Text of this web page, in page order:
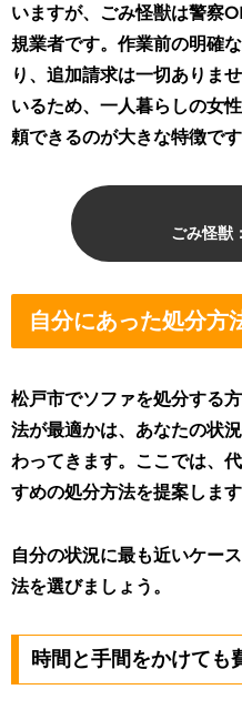
いますが、ごみ怪獣は警察
規業者です。作業前の明確
り、追加請求は一切ありま
いるため、一人暮らしの女
頼できるのが大きな特徴です
ごみ怪獣
自分にあった処分方
松戸市でソファを処分する
法が最適かは、あなたの状
わってきます。ここでは、
すめの処分方法を提案します
自分の状況に最も近いケー
法を選びましょう。
時間と手間をかけても